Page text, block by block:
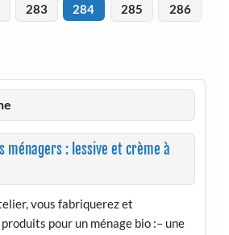
283 284 285
286
ménagers : lessive et crème à
vous fabriquerez et
pour un ménage bio :– une